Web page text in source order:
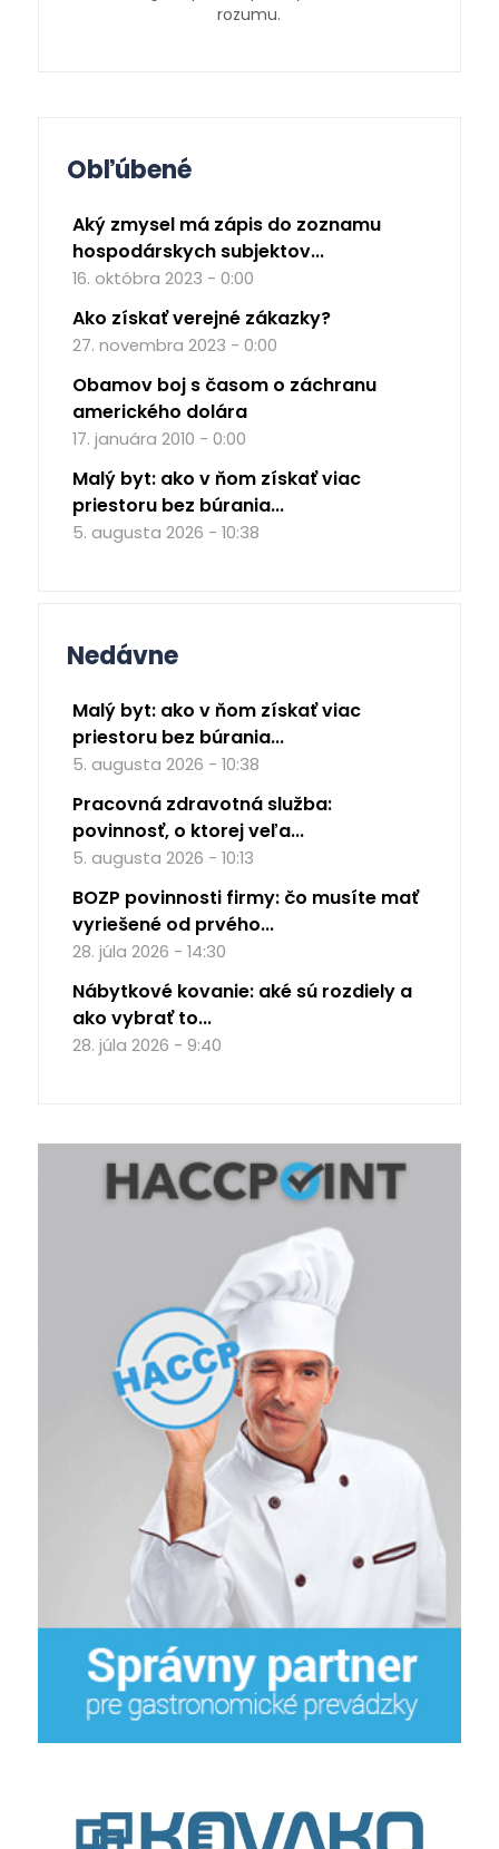
rozumu.
Obľúbené
Aký zmysel má zápis do zoznamu
hospodárskych subjektov...
16. októbra 2023 - 0:00
Ako získať verejné zákazky?
27. novembra 2023 - 0:00
Obamov boj s časom o záchranu
amerického dolára
17. januára 2010 - 0:00
Malý byt: ako v ňom získať viac
priestoru bez búrania...
5. augusta 2026 - 10:38
Nedávne
Malý byt: ako v ňom získať viac
priestoru bez búrania...
5. augusta 2026 - 10:38
Pracovná zdravotná služba:
povinnosť, o ktorej veľa...
5. augusta 2026 - 10:13
BOZP povinnosti firmy: čo musíte mať
vyriešené od prvého...
28. júla 2026 - 14:30
Nábytkové kovanie: aké sú rozdiely a
ako vybrať to...
28. júla 2026 - 9:40